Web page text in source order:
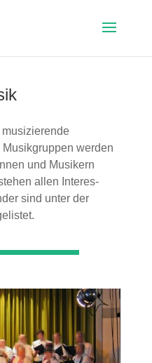
werden
und Musikern
allen Interes­
sind unter der